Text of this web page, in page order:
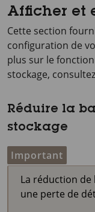
Afficher et
Cette section
configuration de
plus sur le
stockage,
Réduire la
stockage
Important
La réduction
une perte de